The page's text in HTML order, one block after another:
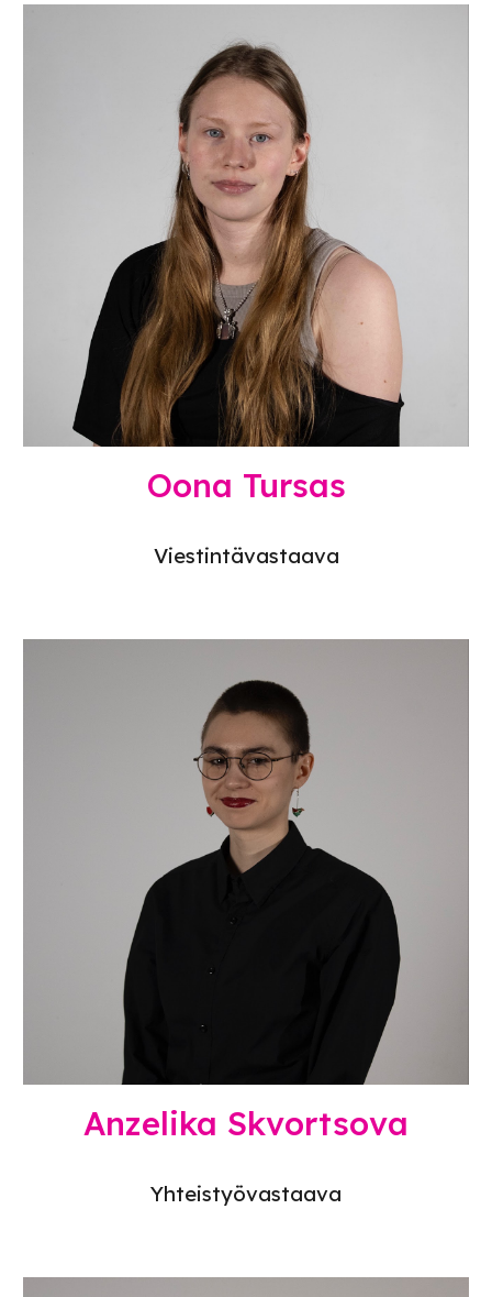
Oona Tursas
Viestintävastaava
Anzelika Skvortsova
Yhteistyövastaava